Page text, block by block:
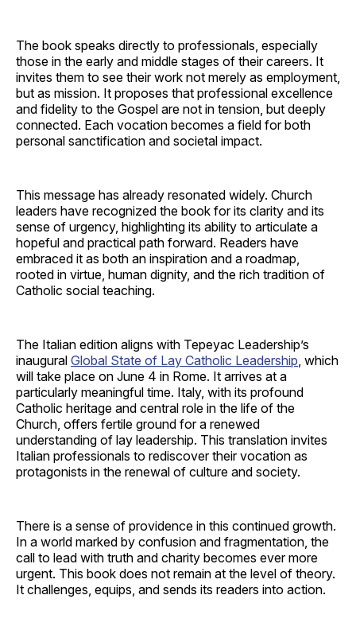
The book speaks directly to professionals, especially
those in the early and middle stages of their careers. It
invites them to see their work not merely as employment,
but as mission. It proposes that professional excellence
and fidelity to the Gospel are not in tension, but deeply
connected. Each vocation becomes a field for both
personal sanctification and societal impact.
This message has already resonated widely. Church
leaders have recognized the book for its clarity and its
sense of urgency, highlighting its ability to articulate a
hopeful and practical path forward. Readers have
embraced it as both an inspiration and a roadmap,
rooted in virtue, human dignity, and the rich tradition of
Catholic social teaching.
The Italian edition aligns with Tepeyac Leadership’s
inaugural Global State of Lay Catholic Leadership , which
will take place on June 4 in Rome. It arrives at a
particularly meaningful time. Italy, with its profound
Catholic heritage and central role in the life of the
Church, offers fertile ground for a renewed
understanding of lay leadership. This translation invites
Italian professionals to rediscover their vocation as
protagonists in the renewal of culture and society.
There is a sense of providence in this continued growth.
In a world marked by confusion and fragmentation, the
call to lead with truth and charity becomes ever more
urgent. This book does not remain at the level of theory.
It challenges, equips, and sends its readers into action.